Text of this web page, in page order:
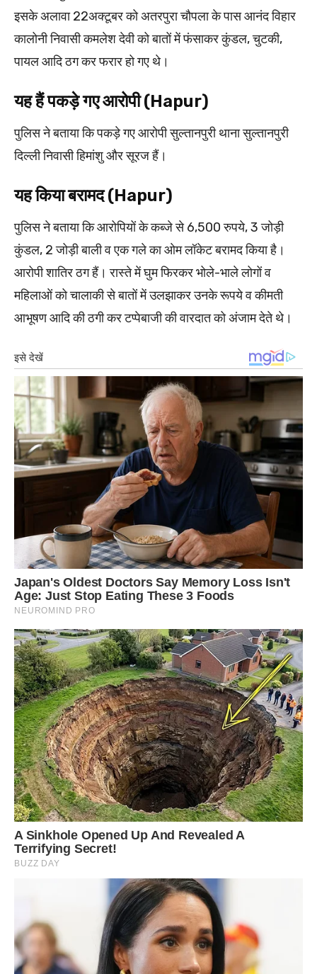
इसके अलावा 22अक्टूबर को अतरपुरा चौपला के पास आनंद विहार
कालोनी निवासी कमलेश देवी को बातों में फंसाकर कुंडल, चुटकी,
पायल आदि ठग कर फरार हो गए थे।
यह हैं पकड़े गए आरोपी (Hapur)
पुलिस ने बताया कि पकड़े गए आरोपी सुल्तानपुरी थाना सुल्तानपुरी
दिल्ली निवासी हिमांशु और सूरज हैं।
यह किया बरामद (Hapur)
पुलिस ने बताया कि आरोपियों के कब्जे से 6,500 रुपये, 3 जोड़ी
कुंडल, 2 जोड़ी बाली व एक गले का ओम लॉकेट बरामद किया है।
आरोपी शातिर ठग हैं। रास्ते में घुम फिरकर भोले-भाले लोगों व
महिलाओं को चालाकी से बातों में उलझाकर उनके रूपये व कीमती
आभूषण आदि की ठगी कर टप्पेबाजी की वारदात को अंजाम देते थे।